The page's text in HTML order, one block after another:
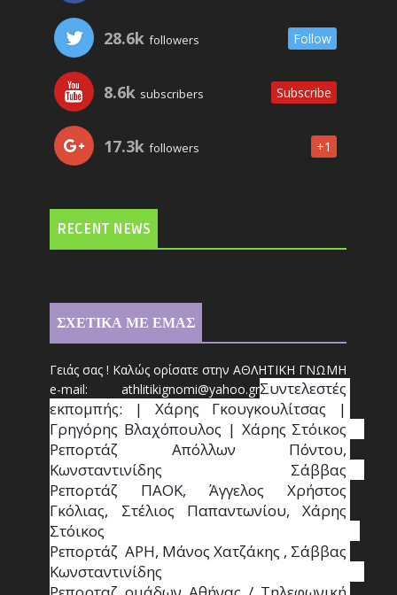
28.6k followers Follow
8.6k subscribers Subscribe
17.3k followers +1
RECENT NEWS
ΣΧΕΤΙΚΑ ΜΕ ΕΜΑΣ
Γειάς σας ! Καλώς ορίσατε στην ΑΘΛΗΤΙΚΗ ΓΝΩΜΗ
e-mail: athlitikignomi@yahoo.grΣυντελεστές
εκπομπής: | Χάρης Γκουγκουλίτσας |
Γρηγόρης Βλαχόπουλος | Χάρης Στόικος
Ρεπορτάζ Απόλλων Πόντου,
Κωνσταντινίδης   Σάββας
Ρεπορτάζ ΠΑΟΚ, Άγγελος Χρήστος
Γκόλιας, Στέλιος Παπαντωνίου, Χάρης
Στόικος
Ρεπορτάζ  ΑΡΗ, Μάνος Χατζάκης , Σάββας
Κωνσταντινίδης